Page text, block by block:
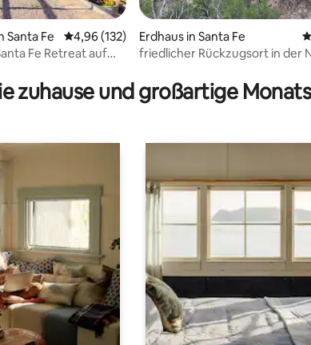
von 5, 237 Bewertungen
Fe Durchschnittliche Bewertung: 4,96 von 5,
4,96 (132)
Fe Retreat auf
Erdhaus in Santa Fe
friedlicher Rückzugsort in der
zuhause und großartige